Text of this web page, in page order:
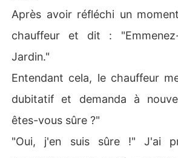
Après avoir réfléchi un
chauffeur et dit :
Jardin."
Entendant cela, le chauffeur
dubitatif et demanda à
êtes-vous sûre ?"
"Oui, j'en suis sûre !" J'ai